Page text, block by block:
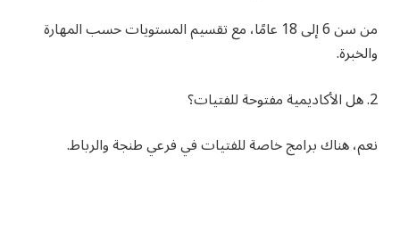
من سن 6 إلى 18 عامًا، مع تقسيم المستويات حسب المهارة
والخبرة.
2. هل الأكاديمية مفتوحة للفتيات؟
نعم، هناك برامج خاصة للفتيات في فرعي طنجة والرباط.